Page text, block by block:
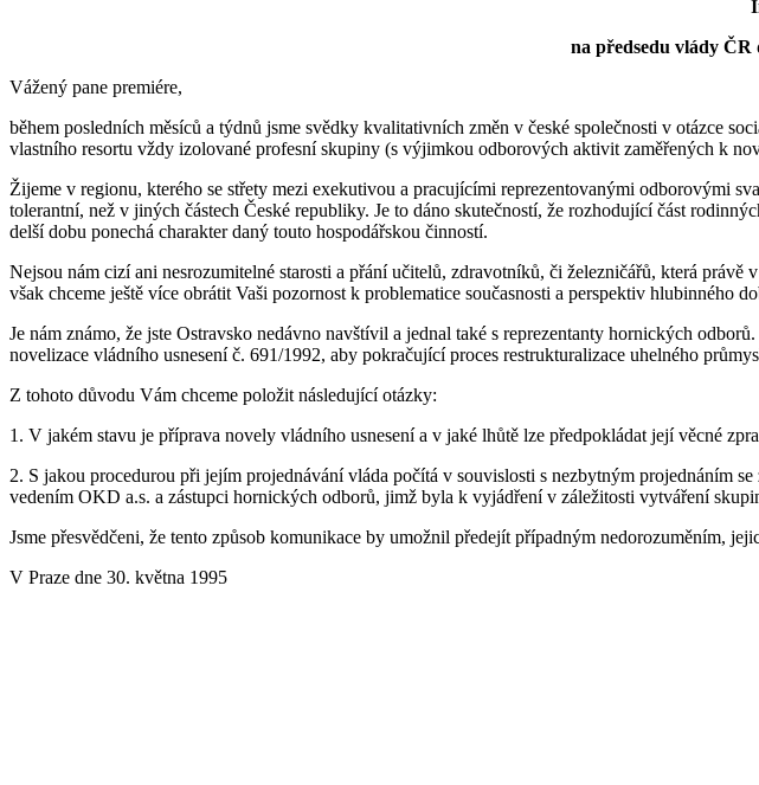
na předsedu vlády
Vážený pane premiére,
během posledních měsíců a týdnů jsme svědky kvalitativních změn v české společnosti v otázce
vlastního resortu vždy izolované profesní skupiny (s výjimkou odborových aktivit zaměřených k
Žijeme v regionu, kterého se střety mezi exekutivou a pracujícími reprezentovanými odborovými
tolerantní, než v jiných částech České republiky. Je to dáno skutečností, že rozhodující část
delší dobu ponechá charakter daný touto hospodářskou činností.
Nejsou nám cizí ani nesrozumitelné starosti a přání učitelů, zdravotníků, či železničářů, která
však chceme ještě více obrátit Vaši pozornost k problematice současnosti a perspektiv hlubinného
Je nám známo, že jste Ostravsko nedávno navštívil a jednal také s reprezentanty hornických
novelizace vládního usnesení č. 691/1992, aby pokračující proces restrukturalizace uhelného
Z tohoto důvodu Vám chceme položit následující otázky:
1. V jakém stavu je příprava novely vládního usnesení a v jaké lhůtě lze předpokládat její věcné
2. S jakou procedurou při jejím projednávání vláda počítá v souvislosti s nezbytným projednáním
vedením OKD a.s. a zástupci hornických odborů, jimž byla k vyjádření v záležitosti vytváření
Jsme přesvědčeni, že tento způsob komunikace by umožnil předejít případným nedorozuměním,
V Praze dne 30. května 1995